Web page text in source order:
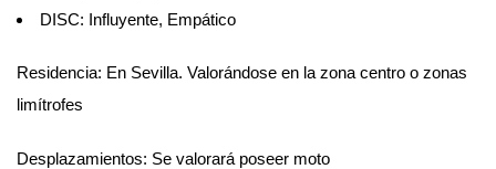
DISC: Influyente, Empático
Residencia: En Sevilla. Valorándose en la zona centro o zonas
limítrofes
Desplazamientos: Se valorará poseer moto